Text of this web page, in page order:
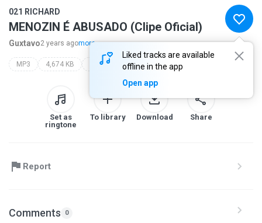
Liked tracks are available
offline in the app
Open app
021 RICHARD
MENOZIN É ABUSADO (Clipe Oficial)
Guxtavo2 years agomore...
MP3 4,674 KB 021 richard
Set as
ringtone
To library Download Share
Report
Comments 0